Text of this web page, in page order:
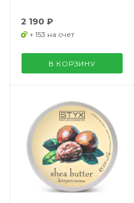
2 190 ₽
+ 153 на счет
В КОРЗИНУ